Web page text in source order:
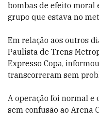
bombas de efeito moral
grupo que estava no
Em relação aos outros
Paulista de Trens
Expresso Copa,
transcorreram sem
A operação foi normal e
sem confusão ao Arena